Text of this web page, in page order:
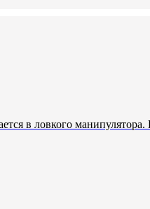
в ловкого манипулятора.